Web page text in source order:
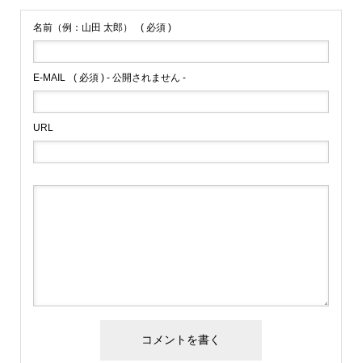
名前（例：山田 太郎） ( 必須 )
E-MAIL ( 必須 ) - 公開されません -
URL